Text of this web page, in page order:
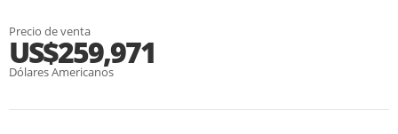
Precio de venta
US$259,971
Dólares Americanos